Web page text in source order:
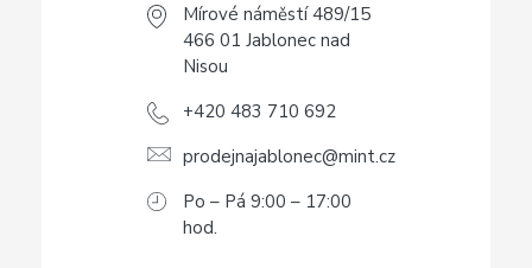
Mírové náměstí 489/15
466 01 Jablonec nad
Nisou
+420 483 710 692
prodejnajablonec@mint.cz
Po – Pá 9:00 – 17:00
hod.